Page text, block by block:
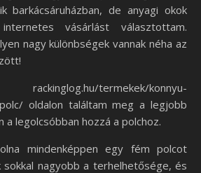
barkácsáruházban, de anyagi okok
vásárlást választottam.
nagy különbségek vannak néha az
termekek/konnyu-
oldalon találtam meg a legjobb
legolcsóbban hozzá a polchoz.
mindenképpen egy fém polcot
nagyobb a terhelhetősége, és